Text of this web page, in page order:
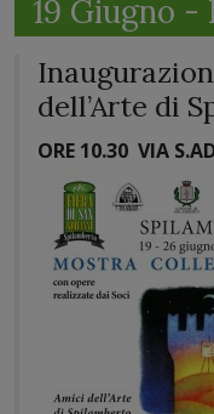
19 Giugno -
dell’Arte di
ORE 10.30 VIA